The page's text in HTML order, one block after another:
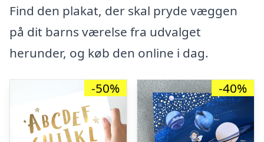
Find den plakat, der skal pryde væggen
på dit barns værelse fra udvalget
herunder, og køb den online i dag.
-50% -40%